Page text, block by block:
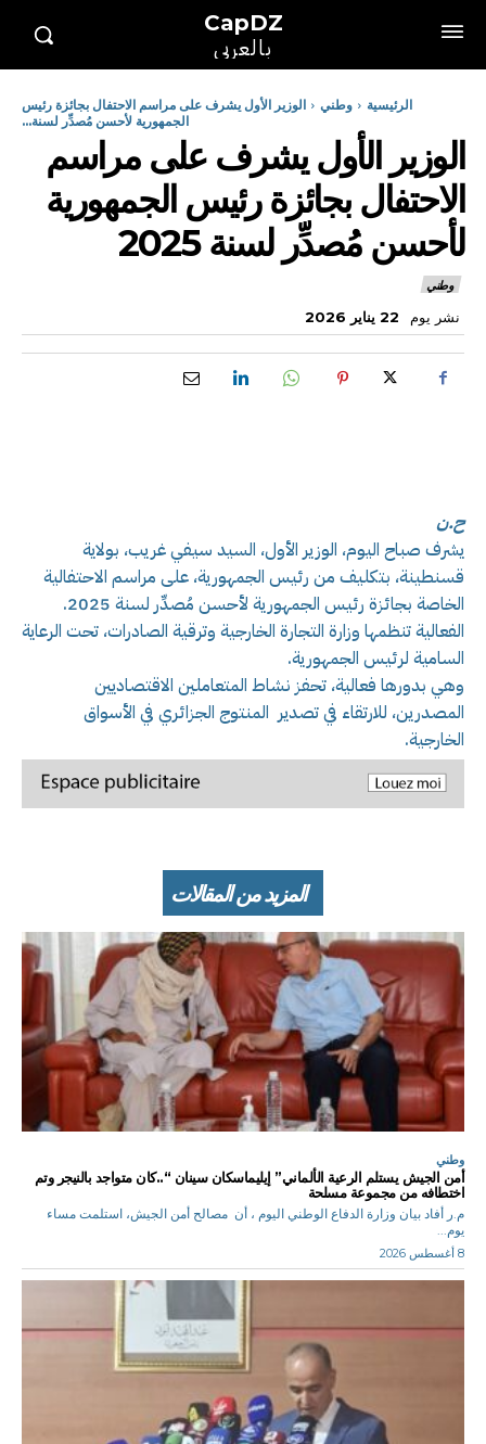
CapDZ
بالعربي
الرئيسية وطني
الوزير الأول يشرف على مراسم الاحتفال بجائزة رئيس
الجمهورية لأحسن مُصدِّر لسنة...
الوزير الأول يشرف على مراسم
الاحتفال بجائزة رئيس الجمهورية
لأحسن مُصدِّر لسنة 2025
وطني
نشر يوم 22 يناير 2026
ح.ن
يشرف صباح اليوم، الوزير الأول، السيد سيفي غريب، بولاية
قسنطينة، بتكليف من رئيس الجمهورية، على مراسم الاحتفالية
الخاصة بجائزة رئيس الجمهورية لأحسن مُصدِّر لسنة 2025.
الفعالية تنظمها وزارة التجارة الخارجية وترقية الصادرات، تحت الرعاية
السامية لرئيس الجمهورية.
وهي بدورها فعالية، تحفز نشاط المتعاملين الاقتصاديين
المصدرين، للارتقاء في تصدير المنتوج الجزائري في الأسواق
الخارجية.
المزيد من المقالات
وطني
أمن الجيش يستلم الرعية الألماني” إيليماسكان سينان “..كان متواجد بالنيجر وتم
اختطافه من مجموعة مسلحة
م.ر أفاد بيان وزارة الدفاع الوطني اليوم ، أن مصالح أمن الجيش، استلمت مساء
يوم...
8 أغسطس 2026